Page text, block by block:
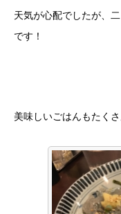
天気が心配でしたが、
です！
美味しいごはんもたく